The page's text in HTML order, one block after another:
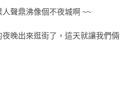
聲鼎沸像個不夜城啊 ~~
晚出來逛街了 ，這天就讓我們倆